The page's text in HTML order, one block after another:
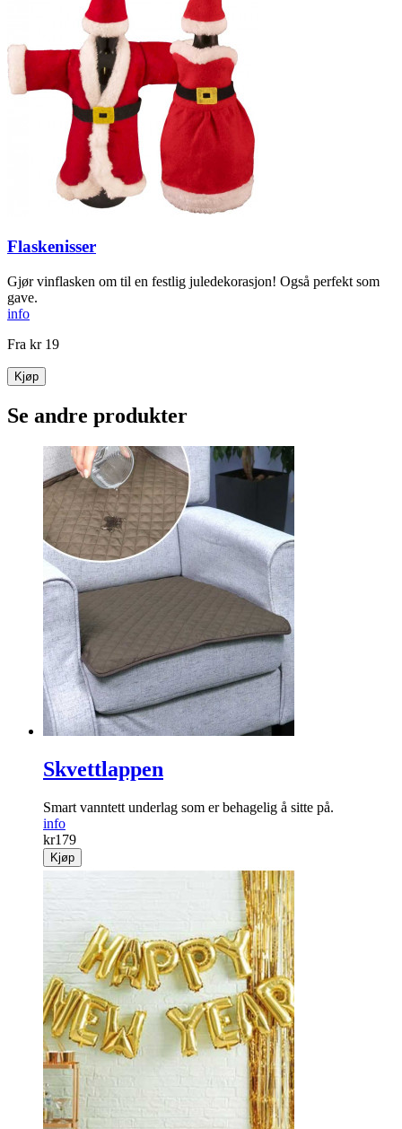
Flaskenisser
Gjør vinflasken om til en festlig jule­dekorasjon! Også perfekt som
gave.
info
Fra kr 19
Kjøp
Se andre produkter
Skvettlappen
Smart vanntett underlag som er behagelig å sitte på.
info
kr179
Kjøp